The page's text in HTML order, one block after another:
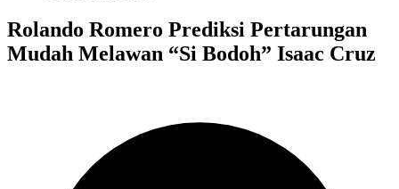
Rolando Romero Prediksi Pertarungan
Mudah Melawan “Si Bodoh” Isaac Cruz